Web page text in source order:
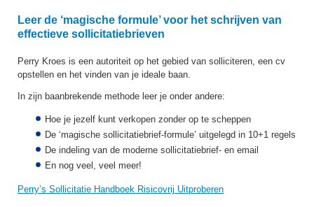
Leer de ‘magische formule’ voor het schrijven van
effectieve sollicitatiebrieven
Perry Kroes is een autoriteit op het gebied van solliciteren, een cv
opstellen en het vinden van je ideale baan.
In zijn baanbrekende methode leer je onder andere:
Hoe je jezelf kunt verkopen zonder op te scheppen
De ‘magische sollicitatiebrief-formule’ uitgelegd in 10+1 regels
De indeling van de moderne sollicitatiebrief- en email
En nog veel, veel meer!
Perry’s Sollicitatie Handboek Risicovrij Uitproberen